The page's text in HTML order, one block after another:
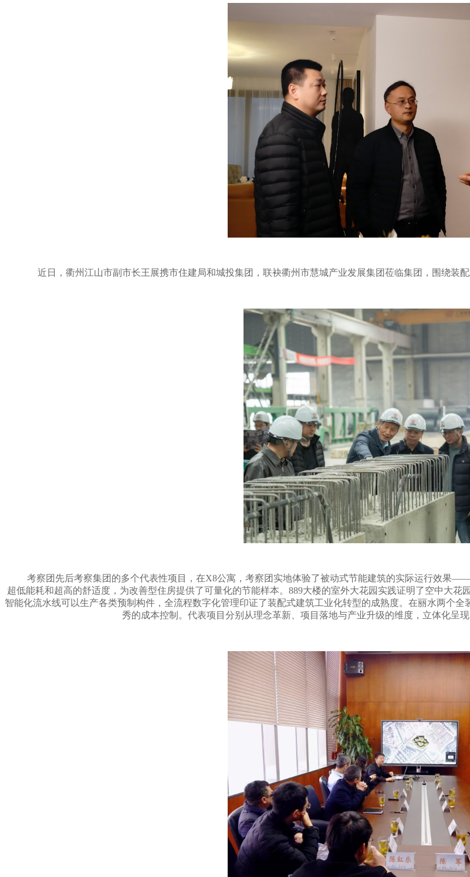
近日，衢州江山市副市长王展携市住建局和城投集团，联袂衢州市慧城产业发展集团莅临集团，围绕装
考察团先后考察集团的多个代表性项目，在X8公寓，考察团实地体验了被动式节能建筑的实际运行效果
超低能耗和超高的舒适度，为改善型住房提供了可量化的节能样本。889大楼的室外大花园实践证明了空中大
智能化流水线可以生产各类预制构件，全流程数字化管理印证了装配式建筑工业化转型的成熟度。在丽水两个
秀的成本控制。代表项目分别从理念革新、项目落地与产业升级的维度，立体化呈